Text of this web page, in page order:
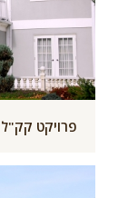
פרויקט קק"ל 16